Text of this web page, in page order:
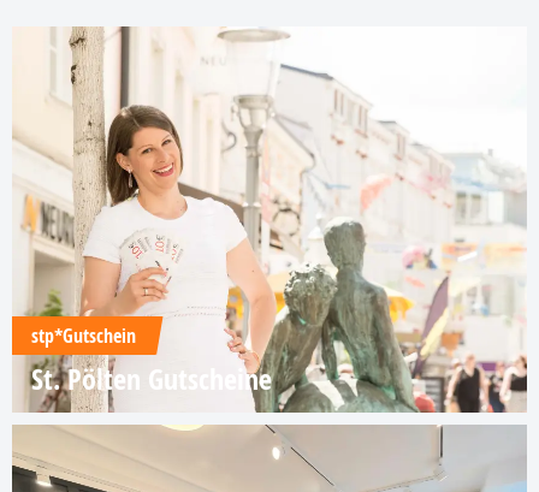
stp*Gutschein
St. Pölten Gutscheine